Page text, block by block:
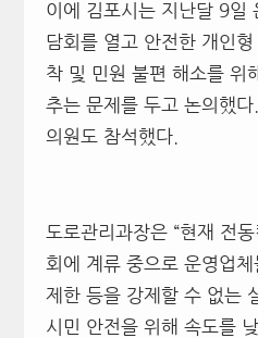
이에 김포시는 지난달 9일
담회를 열고 안전한 개인
착 및 민원 불편 해소를 위
추는 문제를 두고 논의했
의원도 참석했다.
도로관리과장은 “현재 전
회에 계류 중으로 운영업
제한 등을 강제할 수 없는
시민 안전을 위해 속도를